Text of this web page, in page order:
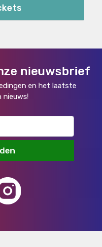
nieuwsbrief
en het laatste
nieuws!